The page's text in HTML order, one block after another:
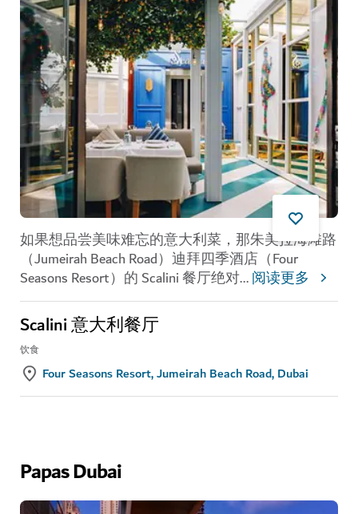
如果想品尝美味难忘的意大利菜，那朱美拉海滩路
（Jumeirah Beach Road）迪拜四季酒店（Four
Seasons Resort）的 Scalini 餐厅绝对...阅读更多
Scalini 意大利餐厅
饮食
Four Seasons Resort, Jumeirah Beach Road, Dubai
Papas Dubai